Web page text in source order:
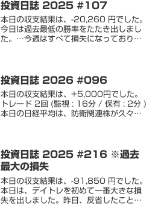
投資日誌 2025 #107
本日の収支結果は、-20,260 円でした。
今日は過去最低の勝率をたたき出しまし
た。…今週はすべて損失になっており、
ります。…わかっ...
投資日誌 2026 #096
本日の収支結果は、+5,000円でした。
トレード 2回 (監視 : 16分 / 保有 : 2分 )
本日の日経平均は、防衛関連株が久々に
投資日誌 2025 #216 ※過去
最大の損失
本日の収支結果は、-91,850 円でした。
本日は、デイトレを初めて一番大きな損
失を出しました。昨日、反省したことが